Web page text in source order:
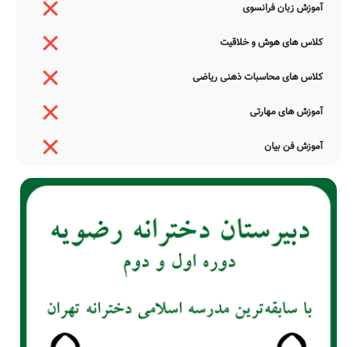
آموزش زبان فرانسوی
کلاس های هوش و خلاقیت
کلاس های محاسبات ذهنی ریاضی
آموزش های مهارتی
آموزش فن بیان